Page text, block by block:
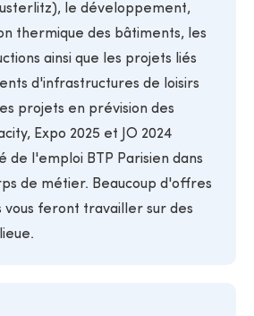
le développement,
thermique des bâtiments, les
ainsi que les projets liés
d'infrastructures de loisirs
projets en prévision des
Expo 2025 et JO 2024
de l'emploi BTP Parisien dans
de métier. Beaucoup d'offres
vous feront travailler sur des